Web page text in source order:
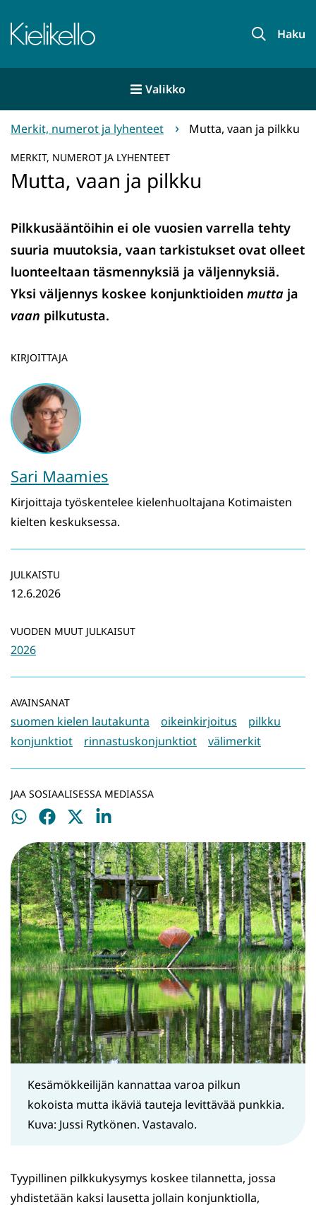
sisältöön
Etusivu Haku
Valikko
Merkit, numerot ja lyhenteet Mutta, vaan ja pilkku
MERKIT, NUMEROT JA LYHENTEET
Mutta, vaan ja pilkku
Pilkkusääntöihin ei ole vuosien varrella tehty
suuria muutoksia, vaan tarkistukset ovat olleet
luonteeltaan täsmennyksiä ja väljennyksiä.
Yksi väljennys koskee konjunktioiden mutta ja
vaan pilkutusta.
KIRJOITTAJA
Sari Maamies
Kirjoittaja työskentelee kielenhuoltajana Kotimaisten
kielten keskuksessa.
JULKAISTU
12.6.2026
VUODEN MUUT JULKAISUT
2026
AVAINSANAT
suomen kielen lautakunta oikeinkirjoitus
pilkku
konjunktiot
rinnastuskonjunktiot välimerkit
JAA SOSIAALISESSA MEDIASSA
Jaa
Jaa
Jaa
Jaa
Kesämökkeilijän kannattaa varoa pilkun
kokoista mutta ikäviä tauteja levittävää punkkia.
Kuva: Jussi Rytkönen. Vastavalo.
Tyypillinen pilkkukysymys koskee tilannetta, jossa
yhdistetään kaksi lausetta jollain konjunktiolla,